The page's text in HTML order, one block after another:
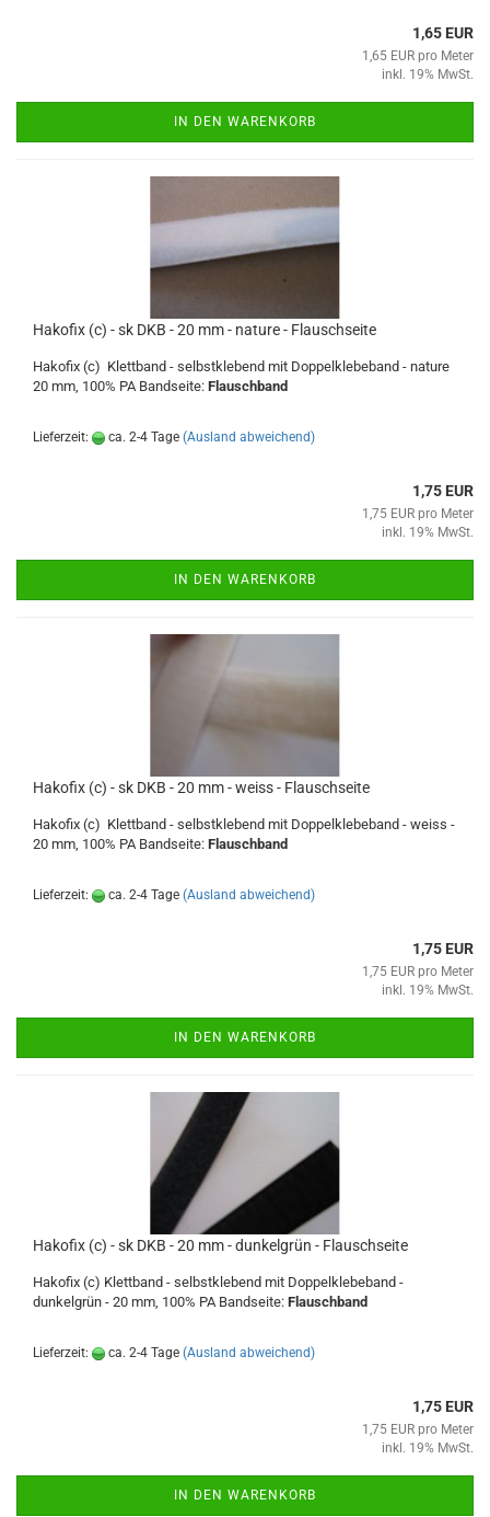
1,65 EUR
1,65 EUR pro Meter
inkl. 19% MwSt.
IN DEN WARENKORB
Hakofix (c) - sk DKB - 20 mm - nature - Flauschseite
Hakofix (c) Klettband - selbstklebend mit Doppelklebeband - nature
20 mm, 100% PA Bandseite: Flauschband
Lieferzeit: ca. 2-4 Tage (Ausland abweichend)
1,75 EUR
1,75 EUR pro Meter
inkl. 19% MwSt.
IN DEN WARENKORB
Hakofix (c) - sk DKB - 20 mm - weiss - Flauschseite
Hakofix (c) Klettband - selbstklebend mit Doppelklebeband - weiss -
20 mm, 100% PA Bandseite: Flauschband
Lieferzeit: ca. 2-4 Tage (Ausland abweichend)
1,75 EUR
1,75 EUR pro Meter
inkl. 19% MwSt.
IN DEN WARENKORB
Hakofix (c) - sk DKB - 20 mm - dunkelgrün - Flauschseite
Hakofix (c) Klettband - selbstklebend mit Doppelklebeband -
dunkelgrün - 20 mm, 100% PA Bandseite: Flauschband
Lieferzeit: ca. 2-4 Tage (Ausland abweichend)
1,75 EUR
1,75 EUR pro Meter
inkl. 19% MwSt.
IN DEN WARENKORB